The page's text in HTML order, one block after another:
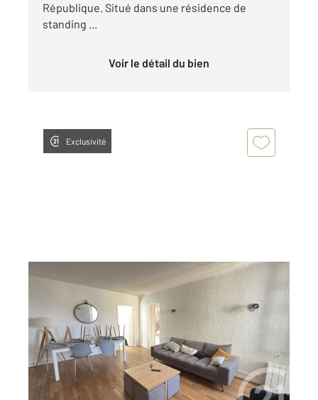
République. Situé dans une résidence de
standing ...
Voir le détail du bien
Exclusivité
LE MANS 72
, 5 pièces
Ref : 44591
Appartement T5 à louer
995 €
par mois charges comprises
Visiter le site dédié